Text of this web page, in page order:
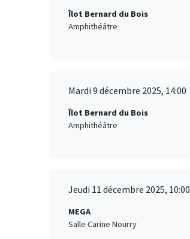
Îlot Bernard du Bois
Amphithéâtre
Mardi 9 décembre 2025, 14:00
Îlot Bernard du Bois
Amphithéâtre
Jeudi 11 décembre 2025, 10:00
MEGA
Salle Carine Nourry